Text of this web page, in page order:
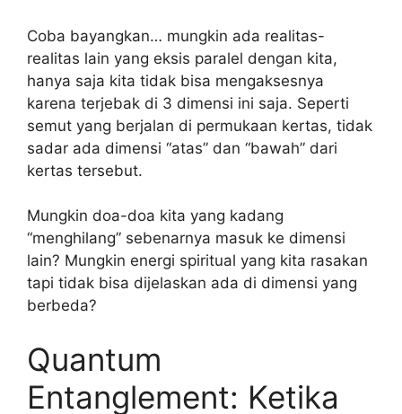
Coba bayangkan… mungkin ada realitas-
realitas lain yang eksis paralel dengan kita,
hanya saja kita tidak bisa mengaksesnya
karena terjebak di 3 dimensi ini saja. Seperti
semut yang berjalan di permukaan kertas, tidak
sadar ada dimensi “atas” dan “bawah” dari
kertas tersebut.
Mungkin doa-doa kita yang kadang
“menghilang” sebenarnya masuk ke dimensi
lain? Mungkin energi spiritual yang kita rasakan
tapi tidak bisa dijelaskan ada di dimensi yang
berbeda?
Quantum
Entanglement: Ketika